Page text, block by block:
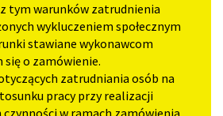
tym warunków zatrudnienia
wykluczeniem społecznym
stawiane wykonawcom
się o zamówienie.
zatrudniania osób na
pracy przy realizacji
w ramach zamówienia